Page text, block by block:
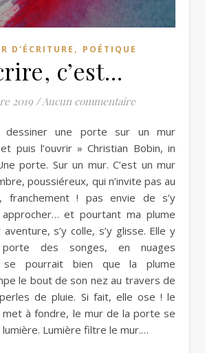
D'ÉCRITURE , POÉTIQUE
c’est…
2019 /Aucun commentaire
dessiner une porte sur un mur
puis l’ouvrir » Christian Bobin, in
porte. Sur un mur. C’est un mur
poussiéreux, qui n’invite pas au
franchement ! pas envie de s’y
approcher… et pourtant ma plume
s’y colle, s’y glisse. Elle y
des songes, en nuages
se pourrait bien que la plume
le bout de son nez au travers de
de pluie. Si fait, elle ose ! le
met à fondre, le mur de la porte se
lumière. Lumière filtre le mur.…